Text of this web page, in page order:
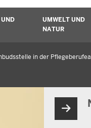
Untermenü
UMWELT UND
NATUR
in der